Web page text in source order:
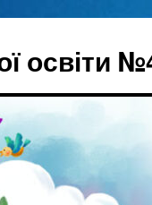
освіти